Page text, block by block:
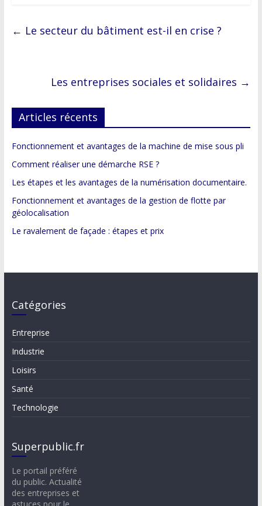
← Le secteur du bâtiment est-il en crise ?
Les entreprises sociales et solidaires →
Articles récents
Fonctionnement et avantages de la machine de mise sous pli
Comment réaliser une démarche RSE ?
Les étapes et les avantages de la numérisation documentaire.
Fonctionnement et avantages de la gestion de flotte par
géolocalisation
Le ravalement de façade : étapes et prix
Catégories
Entreprise
Industrie
Loisirs
Santé
Technologie
Superpublic.fr
Le portail préféré
du public. Actualité
des entreprises et